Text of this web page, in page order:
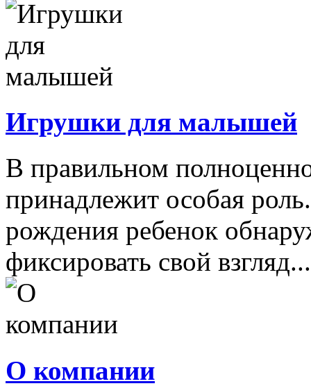
Игрушки для малышей
В правильном
принадлежит особая
рождения ребенок
фиксировать свой взгляд...
О компании